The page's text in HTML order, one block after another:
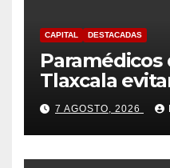
CAPITAL DESTACADAS
Paramédicos
Tlaxcala
sufra
hipotermia
cisterna
7 AGOSTO, 2026